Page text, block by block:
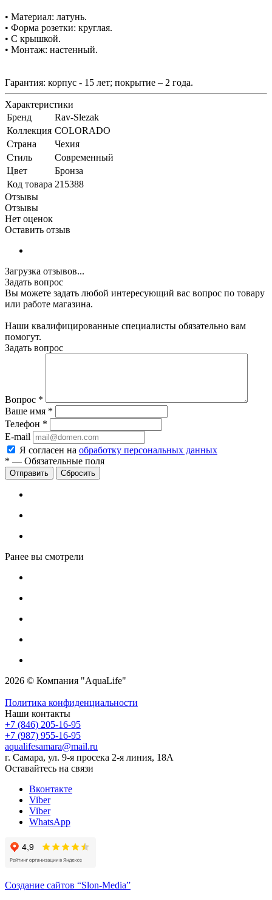
• Материал: латунь.
• Форма розетки: круглая.
• С крышкой.
• Монтаж: настенный.
Гарантия: корпус - 15 лет; покрытие – 2 года.
Характеристики
Бренд
Rav-Slezak
Коллекция COLORADO
Страна
Чехия
Стиль
Современный
Цвет
Бронза
Код товара 215388
Отзывы
Отзывы
Нет оценок
Оставить отзыв
Загрузка отзывов...
Задать вопрос
Вы можете задать любой интересующий вас вопрос по товару
или работе магазина.
Наши квалифицированные специалисты обязательно вам
помогут.
Задать вопрос
Вопрос *
Ваше имя *
Телефон *
E-mail
Я согласен на обработку персональных данных
* — Обязательные поля
Сбросить
Ранее вы смотрели
2026 © Компания "AquaLife"
Политика конфиденциальности
Наши контакты
+7 (846) 205-16-95
+7 (987) 955-16-95
aqualifesamara@mail.ru
г. Самара, ул. 9-я просека 2-я линия, 18А
Оставайтесь на связи
Вконтакте
Viber
Viber
WhatsApp
Создание сайтов “Slon-Media”